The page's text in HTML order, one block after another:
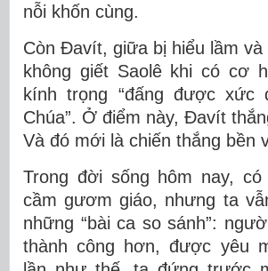
nỗi khốn cùng.
Còn Đavít, giữa bị hiểu lầm và
không giết Saolê khi có cơ
kính trọng “đấng được xức
Chúa”. Ở điểm này, Đavít
Và đó mới là chiến thắng bền
Trong đời sống hôm nay,
cầm gươm giáo, nhưng ta
những “bài ca so sánh”:
thành công hơn, được yêu